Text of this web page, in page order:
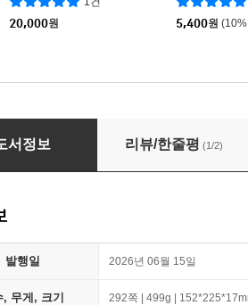
20,000원 5,400원
키려면 음식부터 바꾸셔야겠습니다
서정보 리뷰/한줄평 (1/2)
발행일 2026년 06월 15일
, 무게, 크기 292쪽 | 499g |